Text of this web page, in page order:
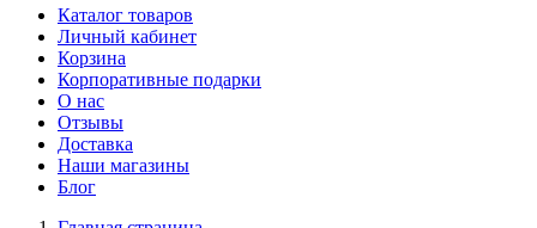
Каталог товаров
Личный кабинет
Корзина
Корпоративные подарки
О нас
Отзывы
Доставка
Наши магазины
Блог